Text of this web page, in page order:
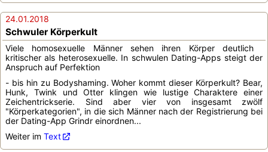
24.01.2018
Schwuler Körperkult
Viele homosexuelle Männer sehen ihren Körper deutlich
kritischer als heterosexuelle. In schwulen Dating-Apps steigt der
Anspruch auf Perfektion
- bis hin zu Bodyshaming. Woher kommt dieser Körperkult? Bear,
Hunk, Twink und Otter klingen wie lustige Charaktere einer
Zeichentrickserie. Sind aber vier von insgesamt zwölf
"Körperkategorien", in die sich Männer nach der Registrierung bei
der Dating-App Grindr einordnen...
Weiter im Text